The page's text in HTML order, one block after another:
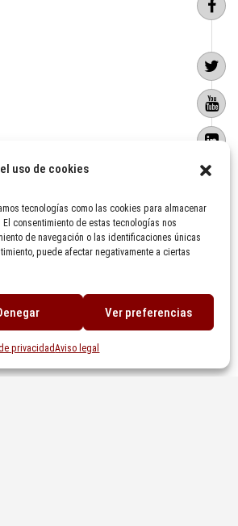
uso de cookies
tecnologías como las cookies para almacenar
consentimiento de estas tecnologías nos
de navegación o las identificaciones únicas
puede afectar negativamente a ciertas
Ver preferencias
privacidadAviso legal